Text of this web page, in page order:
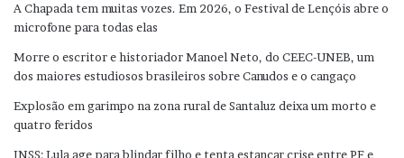
A Chapada tem muitas vozes. Em 2026, o Festival de Lençóis abre o
microfone para todas elas
Morre o escritor e historiador Manoel Neto, do CEEC-UNEB, um
dos maiores estudiosos brasileiros sobre Canudos e o cangaço
Explosão em garimpo na zona rural de Santaluz deixa um morto e
quatro feridos
INSS: Lula age para blindar filho e tenta estancar crise entre PF e